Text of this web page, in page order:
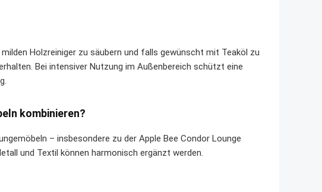
Holzreiniger zu säubern und falls gewünscht mit Teaköl zu
Bei intensiver Nutzung im Außenbereich schützt eine
kombinieren?
– insbesondere zu der Apple Bee Condor Lounge
und Textil können harmonisch ergänzt werden.